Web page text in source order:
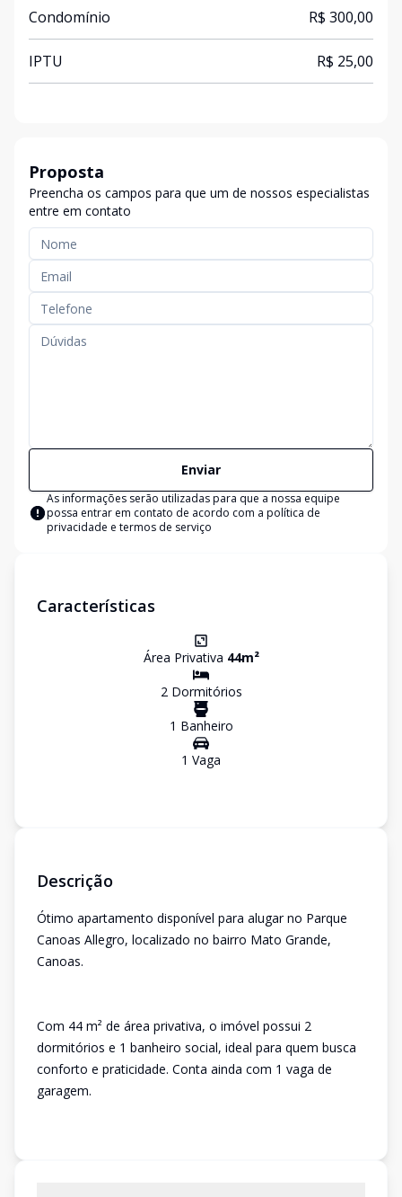
Condomínio R$ 300,00
IPTU R$ 25,00
Proposta
Preencha os campos para que um de nossos especialistas
entre em contato
Enviar
As informações serão utilizadas para que a nossa equipe
possa entrar em contato de acordo com a política de
privacidade e termos de serviço
Características
Área Privativa 44m²
2Dormitórios
1 Banheiro
1 Vaga
Descrição
Ótimo apartamento disponível para alugar no Parque
Canoas Allegro, localizado no bairro Mato Grande,
Canoas.
Com 44 m² de área privativa, o imóvel possui 2
dormitórios e 1 banheiro social, ideal para quem busca
conforto e praticidade. Conta ainda com 1 vaga de
garagem.